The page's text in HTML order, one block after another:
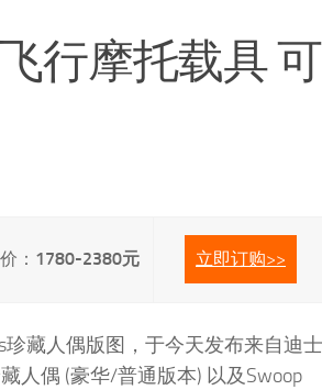
行摩托载具 可
： 1780-2380元
立即订购>>
珍藏人偶版图，于今天发布来自迪士
人偶 (豪华/普通版本) 以及Swoop